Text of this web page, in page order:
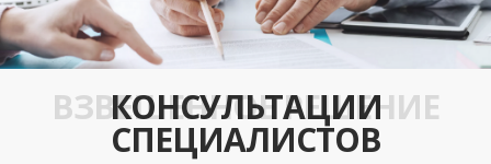
ВЗВЕШЕННОЕ РЕШЕНИЕ
КОНСУЛЬТАЦИИ
СПЕЦИАЛИСТОВ
МЫ РЯДОМ
ПРОВЕРЕНЫ ВРЕМЕНЕМ